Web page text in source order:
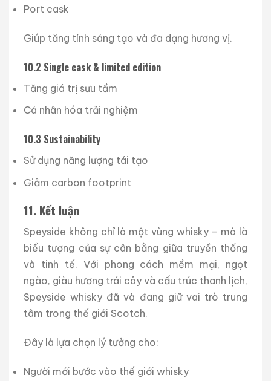
Port cask
Giúp tăng tính sáng tạo và đa dạng hương vị.
10.2 Single cask & limited edition
Tăng giá trị sưu tầm
Cá nhân hóa trải nghiệm
10.3 Sustainability
Sử dụng năng lượng tái tạo
Giảm carbon footprint
11. Kết luận
Speyside không chỉ là một vùng whisky – mà là
biểu tượng của sự cân bằng giữa truyền thống
và tinh tế. Với phong cách mềm mại, ngọt
ngào, giàu hương trái cây và cấu trúc thanh lịch,
Speyside whisky đã và đang giữ vai trò trung
tâm trong thế giới Scotch.
Đây là lựa chọn lý tưởng cho:
Người mới bước vào thế giới whisky